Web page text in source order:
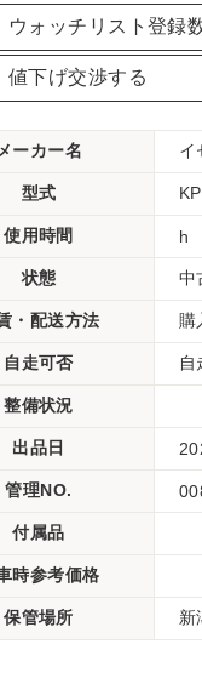
ウォッチリスト登録
値下げ交渉する
メーカー名 イ
型式
使用時間 h
状態 中
・配送方法 購
自走可否 自
整備状況
出品日
管理NO.
付属品
時参考価格
保管場所 新